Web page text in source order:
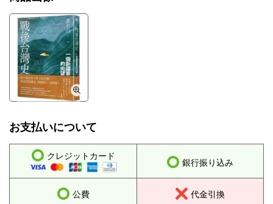
全書以大量史料與國際觀點為基礎，說明台灣如何在美中角力、軍
事威脅、外交孤立之中，發展出獨特的民主經驗、公民社會與國家
想像。書中不只討論政治菁英，也書寫經濟與科技的發展、海外留
學生的經驗，更將勞工、女性、原住民族、媒體與新科技納入視
野，呈現從社會基層到國際舞台的完整戰後圖像。
目次
前言
第一章 第二次世界大戰的餘波
第三章 赴美深造的台灣學生（一九五○－一九八五）
第四章 美台關係的起伏變化（一九五○年代－一九七○年代）
第五章 白色恐怖的統治
第六章 轉型中的台灣經濟與社會
第七章 台灣的高科技社會
第八章 台灣的民主化
第九章 多元主義的興起
第十章 台灣站穩自己的腳步
お支払いについて
クレジットカード
銀行振り込み
公費 代金引換